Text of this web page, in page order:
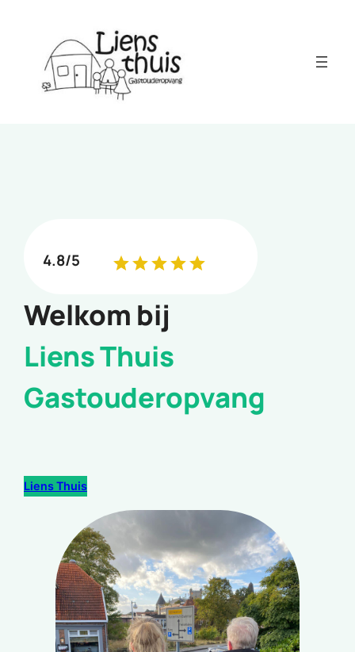
inhoud
4.8/5
Welkom bij
Liens Thuis
Gastouderopvang
Liens Thuis